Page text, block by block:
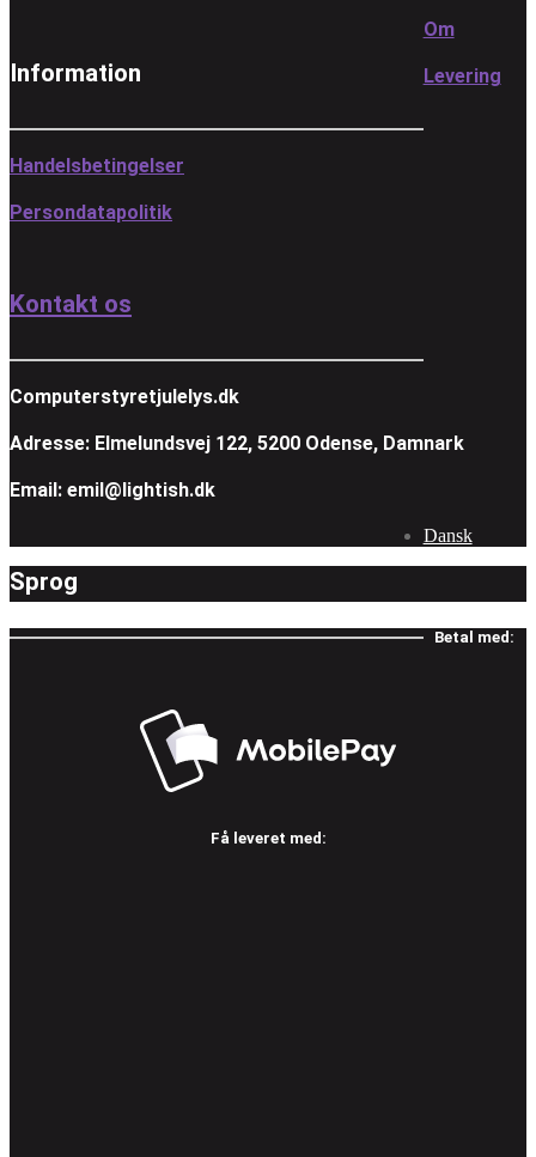
Information
Om
Levering
Handelsbetingelser
Persondatapolitik
Kontakt os
Computerstyretjulelys.dk
Adresse: Elmelundsvej 122, 5200 Odense, Damnark
Email: emil@lightish.dk
Sprog
Dansk
Betal med:
Få leveret med: